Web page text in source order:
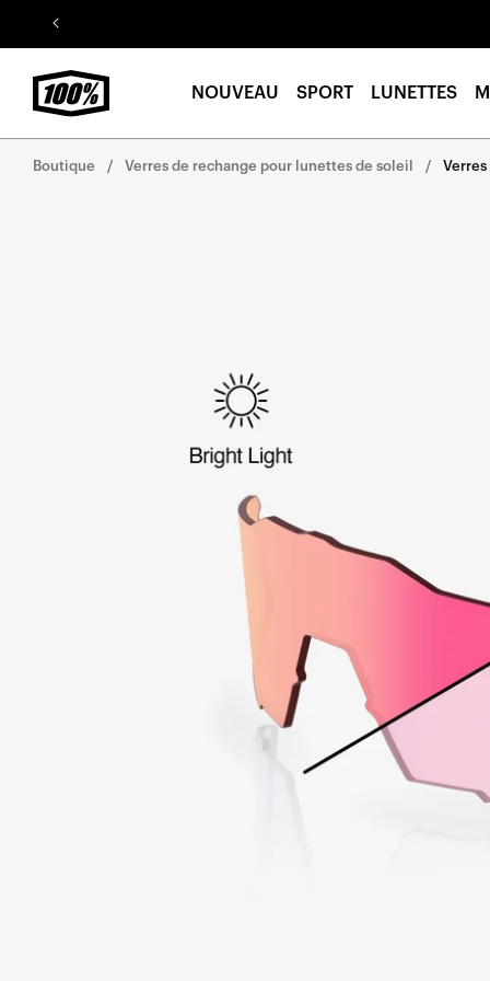
Aller au
contenu
NOUVEAU SPORT LUNETTES
Boutique Verres de rechange pour lunettes de soleil